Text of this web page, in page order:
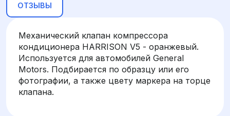
ОТЗЫВЫ
Механический клапан компрессора
кондиционера HARRISON V5 - оранжевый.
Используется для автомобилей General
Motors. Подбирается по образцу или его
фотографии, а также цвету маркера на торце
клапана.